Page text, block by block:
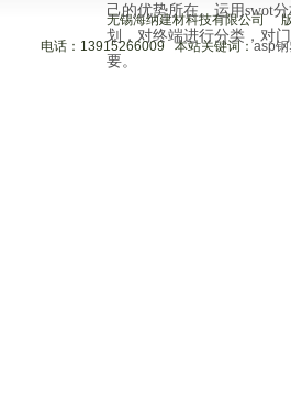
己的优势所在。运用swot
划，对终端进行分类，对
要。
无锡海纳建材科技有限公司
电话：13915266009 本站关键词：asp